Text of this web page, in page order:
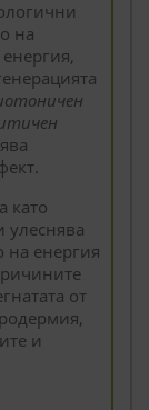
на
като
улеснява
на енергия
от
и